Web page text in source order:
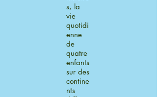
s, la
vie
quotidi
enne
de
quatre
enfants
sur des
contine
nts